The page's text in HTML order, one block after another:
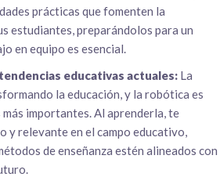
prácticas que fomenten la
estudiantes, preparándolos para un
en equipo es esencial.
educativas actuales:La
la educación, y la robótica es
más importantes. Al aprenderla, te
y relevante en el campo educativo,
de enseñanza estén alineados con